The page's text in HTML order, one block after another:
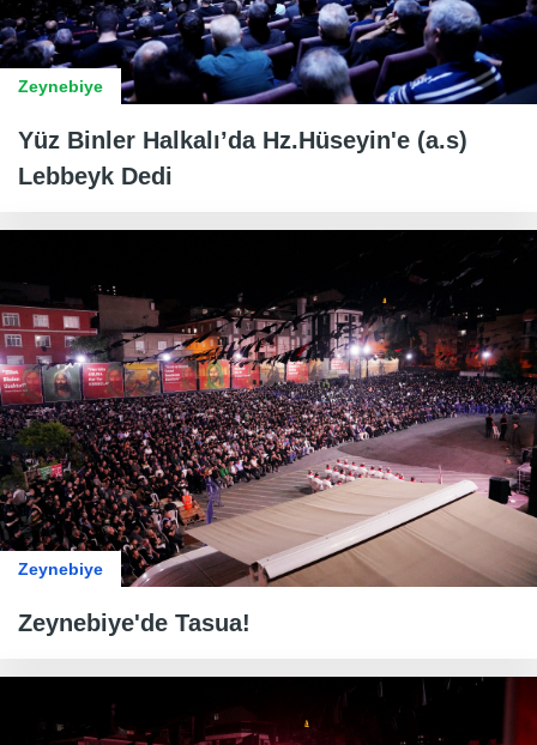
Zeynebiye
Yüz Binler Halkalı’da Hz.Hüseyin'e (a.s)
Lebbeyk Dedi
Zeynebiye
Zeynebiye'de Tasua!